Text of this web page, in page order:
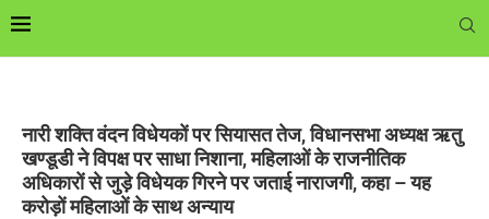
नारी शक्ति वंदन विधेयकों पर सियासत तेज, विधानसभा अध्यक्ष ऋतु
खण्डूडी ने विपक्ष पर साधा निशाना, महिलाओं के राजनीतिक
अधिकारों से जुड़े विधेयक गिरने पर जताई नाराजगी, कहा – यह
करोड़ों महिलाओं के साथ अन्याय